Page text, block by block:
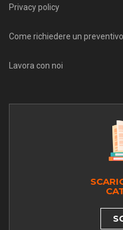
Privacy policy
Come richiedere un
Lavora con noi